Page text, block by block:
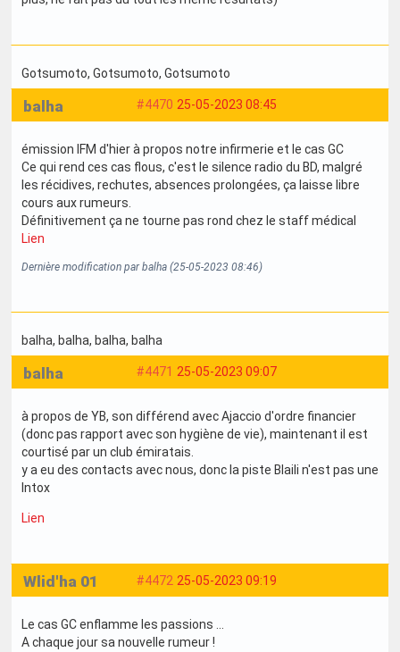
Gotsumoto, Gotsumoto, Gotsumoto
#4470 25-05-2023 08:45
balha
émission IFM d'hier à propos notre infirmerie et le cas GC
Ce qui rend ces cas flous, c'est le silence radio du BD, malgré
les récidives, rechutes, absences prolongées, ça laisse libre
cours aux rumeurs.
Définitivement ça ne tourne pas rond chez le staff médical
Lien
Dernière modification par balha (25-05-2023 08:46)
balha, balha, balha, balha
#4471 25-05-2023 09:07
balha
à propos de YB, son différend avec Ajaccio d'ordre financier
(donc pas rapport avec son hygiène de vie), maintenant il est
courtisé par un club émiratais.
y a eu des contacts avec nous, donc la piste Blaili n'est pas une
Intox
Lien
#4472 25-05-2023 09:19
Wlid'ha 01
Le cas GC enflamme les passions ...
A chaque jour sa nouvelle rumeur !